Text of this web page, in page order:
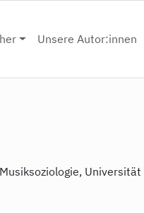
Unsere Autor:innen
Universität